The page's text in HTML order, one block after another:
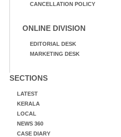
CANCELLATION POLICY
ONLINE DIVISION
EDITORIAL DESK
MARKETING DESK
SECTIONS
LATEST
KERALA
LOCAL
NEWS 360
CASE DIARY